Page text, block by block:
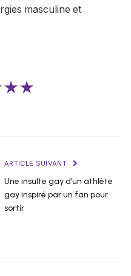
masculine et
ARTICLE SUIVANT
Une insulte gay d’un athlète
gay inspiré par un fan pour
sortir